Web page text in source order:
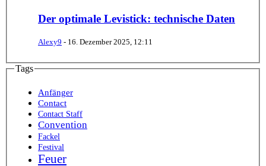
Der optimale Levistick: technische Daten
Alexy9 - 16. Dezember 2025, 12:11
Tags
Anfänger
Contact
Contact Staff
Convention
Fackel
Festival
Feuer